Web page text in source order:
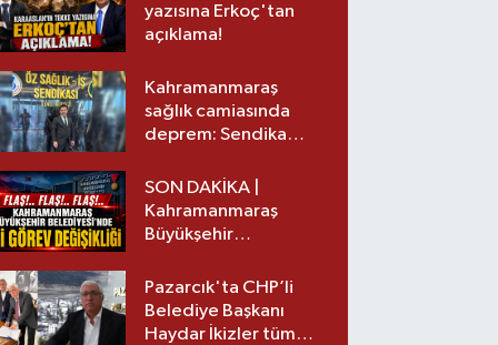
yazısına Erkoç'tan
açıklama!
Kahramanmaraş
sağlık camiasında
deprem: Sendika
SON DAKİKA |
Kahramanmaraş
Büyükşehir
görev değişikliği!
Pazarcık'ta CHP’li
Belediye Başkanı
Haydar İkizler tüm